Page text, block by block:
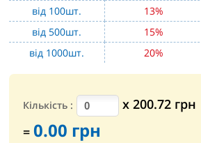
від 100шт.
13%
від 500шт.
15%
від 1000шт.
20%
Кількість : х200.72 грн
=0.00 грн